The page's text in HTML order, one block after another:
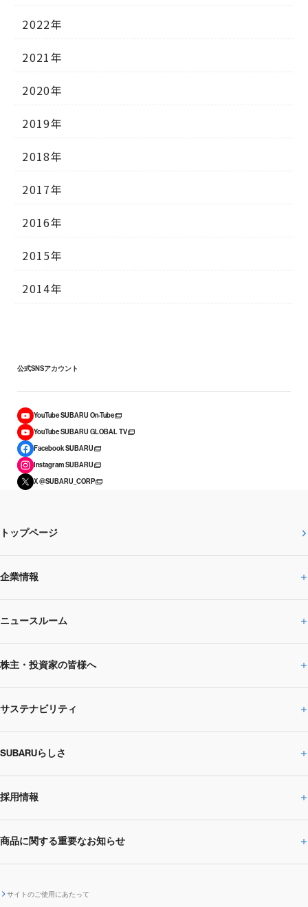
2022年
2021年
2020年
2019年
2018年
2017年
2016年
2015年
2014年
公式SNSアカウント
YouTube SUBARU On-Tube
YouTube SUBARU GLOBAL TV
Facebook SUBARU
Instagram SUBARU
X @SUBARU_CORP
トップページ
企業情報
企業情報トップ
SUBARUのありたい姿
SUBARU 2025方針
事業所・関係会社
ニュースルーム
ニュースルームトップ
ニュースリリース
閉じる
株主・投資家の皆様へ
株主・投資家の皆様へトップ
企業・経営
IRライブラリー
株主・投資家サポート
IRカレンダー
サステナビリティ
サステナビリティトップ
CEOサステナビリティ
環境
ガバナンス
SUBARUらしさ
SUBARUらしさトップ
SUBARUびと
SUBARUデザイン
採用情報
採用情報トップ
商品に関する重要なお知らせ
サイトのご使用にあたって